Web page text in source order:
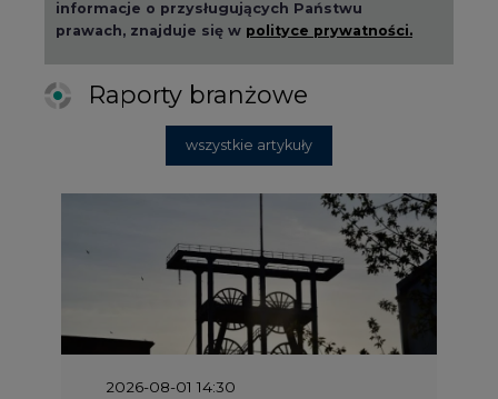
po węglu"? (raport)
2026-08-01 13:00